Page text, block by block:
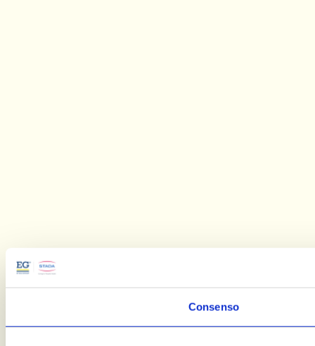
Consenso